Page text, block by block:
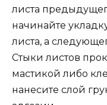
листа
начинайте
листа, а
Стыки листов
мастикой либо
нанесите слой